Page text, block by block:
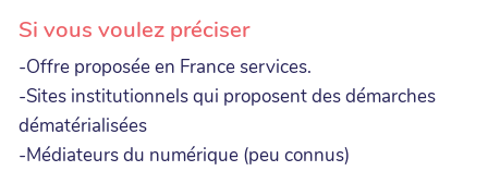
Si vous voulez préciser
-Offre proposée en France services.
-Sites institutionnels qui proposent des démarches
dématérialisées
-Médiateurs du numérique (peu connus)